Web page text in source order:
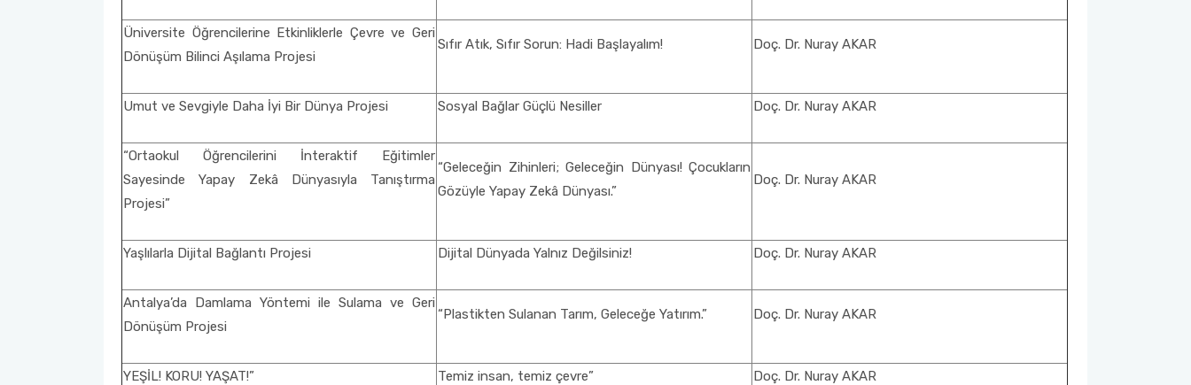
Üniversite Öğrencilerine Etkinliklerle Çevre ve Geri
Dönüşüm Bilinci Aşılama Projesi
Sıfır Atık, Sıfır Sorun: Hadi Başlayalım! Doç. Dr. Nuray AKAR
Umut ve Sevgiyle Daha İyi Bir Dünya Projesi Sosyal Bağlar Güçlü Nesiller Doç. Dr. Nuray AKAR
“Ortaokul Öğrencilerini İnteraktif Eğitimler
Sayesinde Yapay Zekâ Dünyasıyla Tanıştırma
Projesi”
“Geleceğin Zihinleri; Geleceğin Dünyası! Çocukların
Gözüyle Yapay Zekâ Dünyası.”
Doç. Dr. Nuray AKAR
Yaşlılarla Dijital Bağlantı Projesi Dijital Dünyada Yalnız Değilsiniz! Doç. Dr. Nuray AKAR
Antalya’da Damlama Yöntemi ile Sulama ve Geri
Dönüşüm Projesi
“Plastikten Sulanan Tarım, Geleceğe Yatırım.” Doç. Dr. Nuray AKAR
YEŞİL! KORU! YAŞAT!” Temiz insan, temiz çevre” Doç. Dr. Nuray AKAR